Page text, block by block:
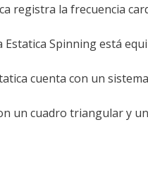
registra la frecuencia
Estatica Spinning está
cuenta con un
un cuadro triangular